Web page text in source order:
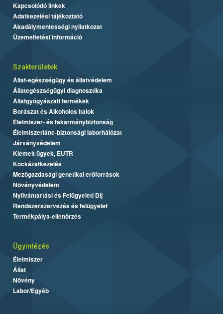
Kapcsolódó linkek
Adatkezelési tájékoztató
Akadálymentességi nyilatkozat
Üzemeltetési információ
Szakterületek
Állat-egészségügy és állatvédelem
Állategészségügyi diagnosztika
Állatgyógyászati termékek
Borászat és Alkoholos Italok
Élelmiszer- és takarmánybiztonság
Élelmiszerlánc-biztonsági laborhálózat
Járványvédelem
Kiemelt ügyek, EUTR
Kockázatkezelés
Mezőgazdasági genetikai erőforrások
Növényvédelem
Nyilvántartási és Felügyeleti Díj
Rendszerszervezés és felügyelet
Termékpálya-ellenőrzés
Ügyintézés
Élelmiszer
Állat
Növény
Labor/Egyéb